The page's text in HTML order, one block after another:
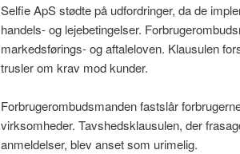
Selfie ApS stødte på udfordringer, da de
handels- og lejebetingelser.
markedsførings- og aftaleloven. Klausulen
trusler om krav mod kunder.
Forbrugerombudsmanden fastslår
virksomheder. Tavshedsklausulen, der
anmeldelser, blev anset som urimelig.